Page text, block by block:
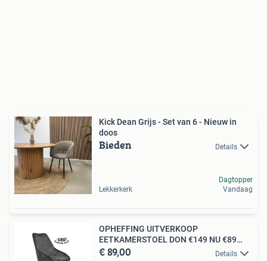
Kick Dean Grijs - Set van 6 - Nieuw in
doos
Bieden Details
Lekkerkerk
Dagtopper
Vandaag
OPHEFFING UITVERKOOP
EETKAMERSTOEL DON €149 NU €89
PER STUK
€ 89,00 Details